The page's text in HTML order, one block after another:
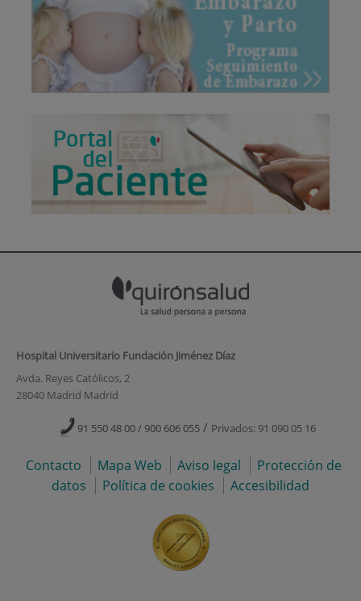
Hospital Universitario Fundación Jiménez Díaz
Avda. Reyes Católicos, 2
28040 Madrid Madrid
91 550 48 00 / 900 606 055 / Privados: 91 090 05 16
Contacto Mapa Web Aviso legal
Protección de
datos
Política de cookies Accesibilidad